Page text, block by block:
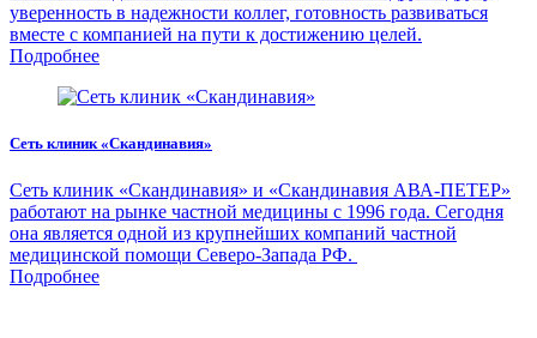
уверенность в надежности коллег, готовность развиваться
вместе с компанией на пути к достижению целей.
Подробнее
Сеть клиник «Скандинавия»
Сеть клиник «Скандинавия» и «Скандинавия АВА-ПЕТЕР»
работают на рынке частной медицины с 1996 года. Сегодня
она является одной из крупнейших компаний частной
медицинской помощи Северо-Запада РФ.
Подробнее